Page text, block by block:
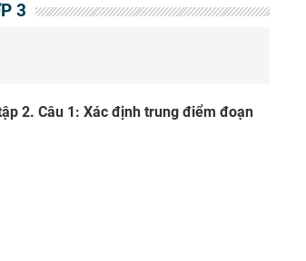
3
2. Câu 1: Xác định trung điểm đoạn